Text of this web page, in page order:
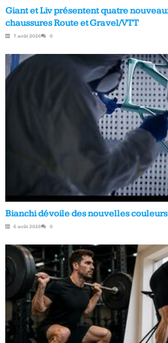
Giant et Liv présentent quatre
chaussures Route et Gravel/VTT
7 août 2026 0
Bianchi dévoile des nouvelles
6 août 2026 0